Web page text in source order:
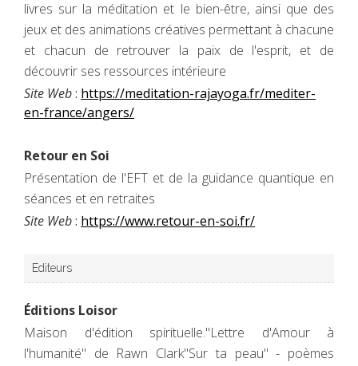
livres sur la méditation et le bien-être, ainsi que des
jeux et des animations créatives permettant à chacune
et chacun de retrouver la paix de l'esprit, et de
découvrir ses ressources intérieure
Site Web: https://meditation-rajayoga.fr/mediter-
en-france/angers/
Retour en Soi
Présentation de l'EFT et de la guidance quantique en
séances et en retraites
Site Web: https://www.retour-en-soi.fr/
Editeurs
Éditions Loisor
Maison d'édition spirituelle."Lettre d'Amour à
l'humanité" de Rawn Clark"Sur ta peau" - poèmes